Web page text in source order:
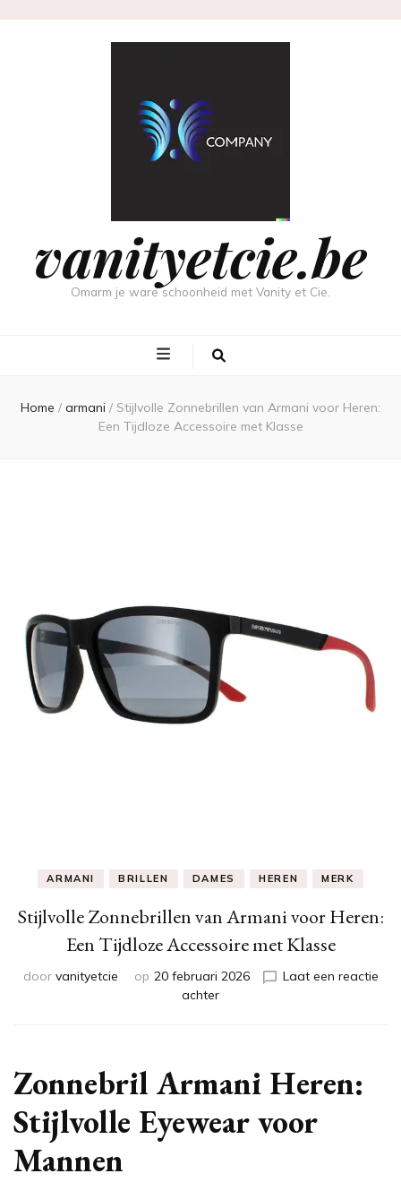
vanityetcie.be
Omarm je ware schoonheid met Vanity et Cie.
Home / armani / Stijlvolle Zonnebrillen van Armani voor Heren:
Een Tijdloze Accessoire met Klasse
ARMANI BRILLEN DAMES HEREN MERK
Stijlvolle Zonnebrillen van Armani voor Heren:
Een Tijdloze Accessoire met Klasse
door vanityetcie op 20 februari 2026
Laat een reactie
achterop
Armani
voor
Een
Zonnebril Armani Heren:
Stijlvolle Eyewear voor
Mannen